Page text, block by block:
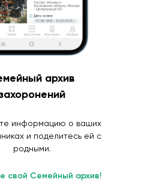
архив
информацию о ваших
и поделитесь ей с
родными.
свой Семейный архив!